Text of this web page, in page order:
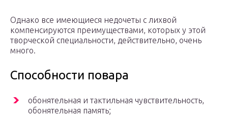
Однако все имеющиеся недочеты с лихвой
компенсируются преимуществами, которых у этой
творческой специальности, действительно, очень
много.
Способности повара
обонятельная и тактильная чувствительность,
обонятельная память;